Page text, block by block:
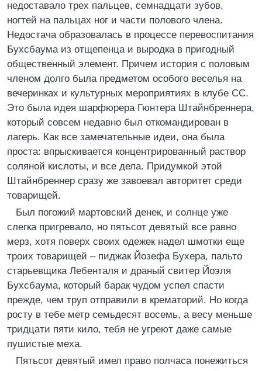
недоставало трех пальцев, семнадцати зубов,
ногтей на пальцах ног и части полового члена.
Недостача образовалась в процессе перевоспитания
Бухсбаума из отщепенца и выродка в пригодный
общественный элемент. Причем история с половым
членом долго была предметом особого веселья на
вечеринках и культурных мероприятиях в клубе СС.
Это была идея шарфюрера Гюнтера Штайнбреннера,
который совсем недавно был откомандирован в
лагерь. Как все замечательные идеи, она была
проста: впрыскивается концентрированный раствор
соляной кислоты, и все дела. Придумкой этой
Штайнбреннер сразу же завоевал авторитет среди
товарищей.
Был погожий мартовский денек, и солнце уже
слегка пригревало, но пятьсот девятый все равно
мерз, хотя поверх своих одежек надел шмотки еще
троих товарищей – пиджак Йозефа Бухера, пальто
старьевщика Лебенталя и драный свитер Йоэля
Бухсбаума, который барак чудом успел спасти
прежде, чем труп отправили в крематорий. Но когда
росту в тебе метр семьдесят восемь, а весу меньше
тридцати пяти кило, тебя не угреют даже самые
пушистые меха.
Пятьсот девятый имел право полчаса понежиться